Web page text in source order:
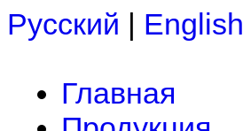
Русский | English
Главная